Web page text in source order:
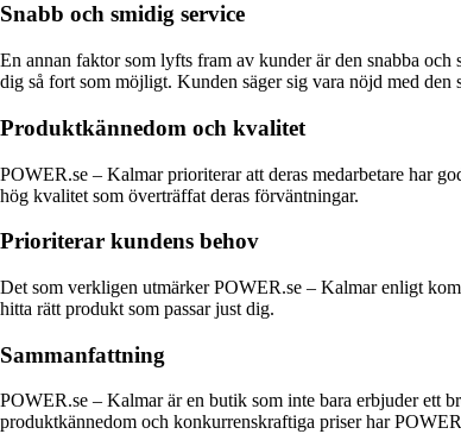
Snabb och smidig service
En annan faktor som lyfts fram av kunder är den snabba
dig så fort som möjligt. Kunden säger sig vara nöjd med den
Produktkännedom och kvalitet
POWER.se – Kalmar prioriterar att deras medarbetare har
hög kvalitet som överträffat deras förväntningar.
Prioriterar kundens behov
Det som verkligen utmärker POWER.se – Kalmar enligt
hitta rätt produkt som passar just dig.
Sammanfattning
POWER.se – Kalmar är en butik som inte bara erbjuder ett
produktkännedom och konkurrenskraftiga priser har